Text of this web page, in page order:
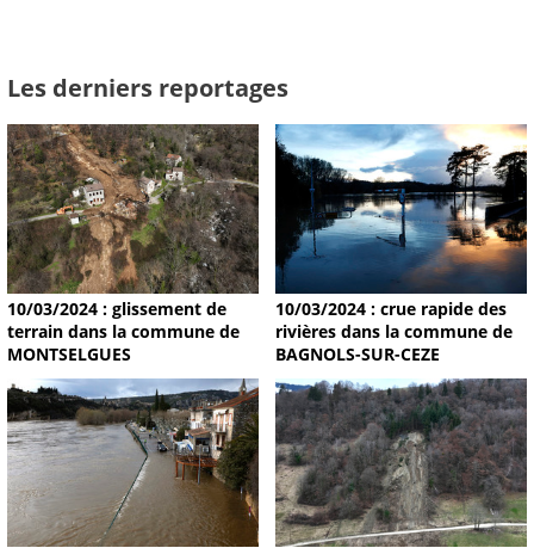
Les derniers reportages
10/03/2024 : glissement de
terrain dans la commune de
MONTSELGUES
10/03/2024 : crue rapide des
rivières dans la commune de
BAGNOLS-SUR-CEZE